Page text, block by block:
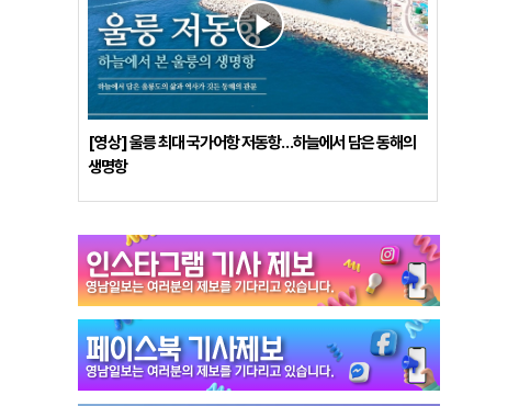
[영상] 울릉 최대 국가어항 저동항…하늘에서 담은 동해의
생명항